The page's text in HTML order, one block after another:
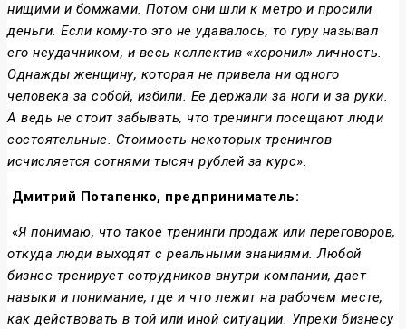
нищими и бомжами. Потом они шли к метро и просили
деньги. Если кому-то это не удавалось, то гуру называл
его неудачником, и весь коллектив «хоронил» личность.
Однажды женщину, которая не привела ни одного
человека за собой, избили. Ее держали за ноги и за руки.
А ведь не стоит забывать, что тренинги посещают люди
состоятельные. Стоимость некоторых тренингов
исчисляется сотнями тысяч рублей за курс».
Дмитрий Потапенко, предприниматель:
«Я понимаю, что такое тренинги продаж или переговоров,
откуда люди выходят с реальными знаниями. Любой
бизнес тренирует сотрудников внутри компании, дает
навыки и понимание, где и что лежит на рабочем месте,
как действовать в той или иной ситуации. Упреки бизнесу